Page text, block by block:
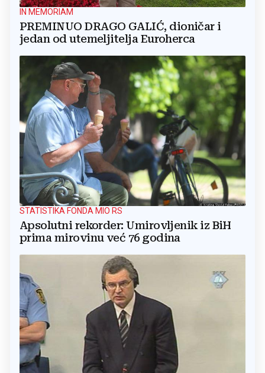
IN MEMORIAM
PREMINUO DRAGO GALIĆ, dioničar i
jedan od utemeljitelja Euroherca
STATISTIKA FONDA MIO RS
Apsolutni rekorder: Umirovljenik iz BiH
prima mirovinu već 76 godina